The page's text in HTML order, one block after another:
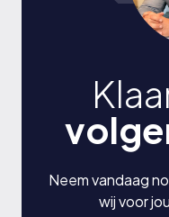
Neem vandaag
wij voor